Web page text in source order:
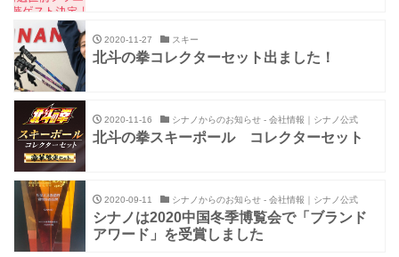
2020-11-27 スキー
北斗の拳コレクターセット出ました！
2020-11-16 シナノからのお知らせ - 会社情報｜シナノ公式
北斗の拳スキーポール コレクターセット
2020-09-11 シナノからのお知らせ - 会社情報｜シナノ公式
シナノは2020中国冬季博覧会で「ブランド
アワード」を受賞しました